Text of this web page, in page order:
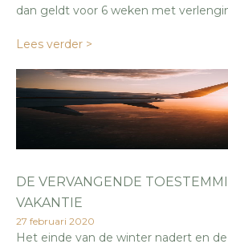
dan geldt voor 6 weken met
Lees verder >
DE VERVANGENDE
VAKANTIE
27 februari 2020
Het einde van de winter nadert en